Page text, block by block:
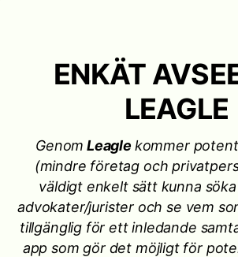
ENKÄT
LEAGLE
Genom Leagle kommer
(mindre företag och
väldigt enkelt sätt kunna
advokater/jurister och se vem
tillgänglig för ett inledande
app som gör det möjligt för